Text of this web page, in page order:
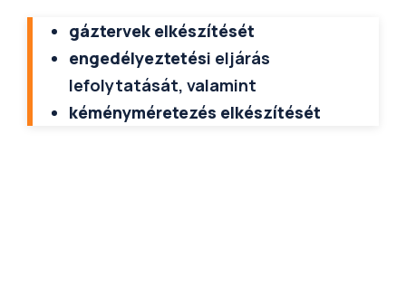
gáztervek elkészítését
engedélyeztetési eljárás
lefolytatását, valamint
kéményméretezés elkészítését